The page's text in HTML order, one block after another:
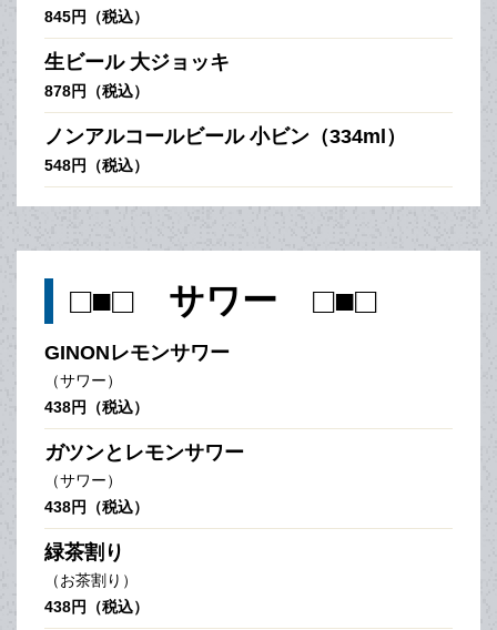
845円（税込）
生ビール 大ジョッキ
878円（税込）
ノンアルコールビール 小ビン（334ml）
548円（税込）
□■□ サワー □■□
GINONレモンサワー
（サワー）
438円（税込）
ガツンとレモンサワー
（サワー）
438円（税込）
緑茶割り
（お茶割り）
438円（税込）